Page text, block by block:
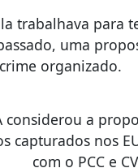
trabalhava para
uma
organizado.
considerou a
capturados nos
com o PCC e